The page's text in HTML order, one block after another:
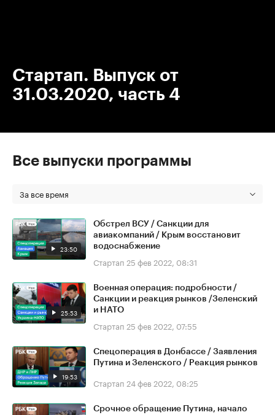
Стартап. Выпуск от
31.03.2020, часть 4
Все выпуски программы
За все время
23:50
Обстрел ВСУ / Санкции для
авиакомпаний / Крым восстановит
водоснабжение
Стартап 25 фев 2022, 08:31
25:53
Военная операция: подробности /
Санкции и реакция рынков /Зеленский
и НАТО
Стартап 25 фев 2022, 07:55
19:53
Спецоперация в Донбассе / Заявления
Путина и Зеленского / Реакция рынков
Стартап 24 фев 2022, 08:25
Срочное обращение Путина, начало